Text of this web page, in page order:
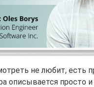
не любит, есть
описывается просто